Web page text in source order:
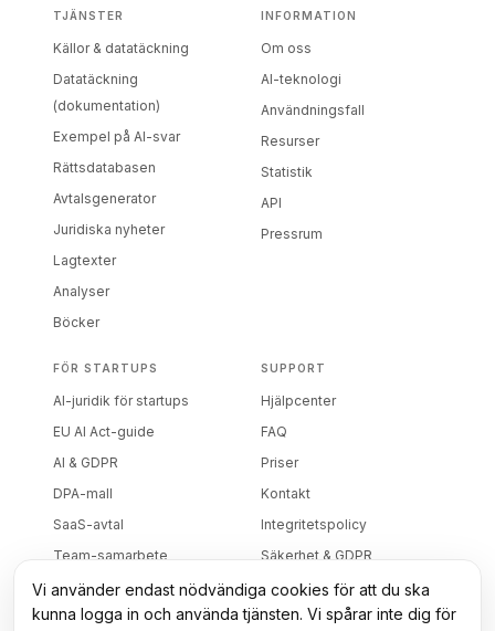
Vi använder endast nödvändiga cookies för att du ska
kunna logga in och använda tjänsten. Vi spårar inte dig för
TJÄNSTER
Källor & datatäckning
Datatäckning
(dokumentation)
Exempel på AI-svar
Rättsdatabasen
Avtalsgenerator
Juridiska nyheter
Lagtexter
Analyser
Böcker
INFORMATION
Om oss
AI-teknologi
Användningsfall
Resurser
Statistik
API
Pressrum
FÖR STARTUPS
AI-juridik för startups
EU AI Act-guide
AI & GDPR
DPA-mall
SaaS-avtal
Team-samarbete
SUPPORT
Hjälpcenter
FAQ
Priser
Kontakt
Integritetspolicy
Säkerhet & GDPR
DPA (biträdesavtal)
Villkor